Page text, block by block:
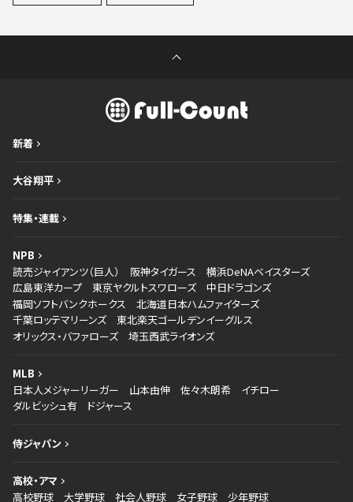
新着
大谷翔平
特集・連載
NPB
読売ジャイアンツ（巨人）
阪神タイガース
横浜DeNAベイスターズ
広島東洋カープ
東京ヤクルトスワローズ
中日ドラゴンズ
福岡ソフトバンクホークス
北海道日本ハムファイターズ
千葉ロッテマリーンズ
東北楽天ゴールデンイーグルス
オリックス・バファローズ
埼玉西武ライオンズ
MLB
日本人メジャーリーガー
山本由伸 佐々木朗希
イチロー
ダルビッシュ有
ドジャース
侍ジャパン
高校・アマ
高校野球
大学野球 社会人野球 女子野球 少年野球